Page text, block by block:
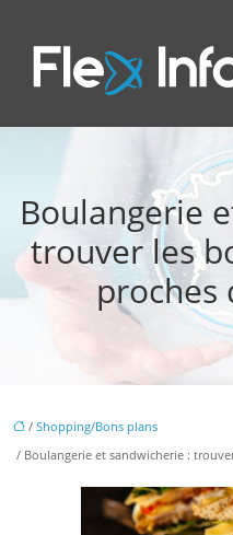
Boulangerie
trouver les
proches
/ Shopping/Bons plans
/ Boulangerie et sandwicherie :